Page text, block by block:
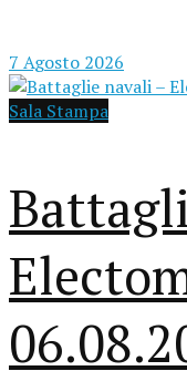
7 Agosto 2026
Sala Stampa